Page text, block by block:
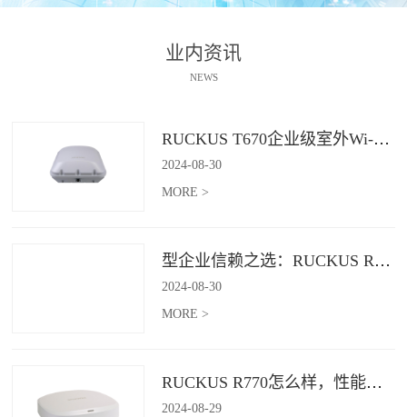
业内资讯
NEWS
RUCKUS T670企业级室外Wi-Fi 7解决方案：挑战室外环境，畅享高性能连接
2024-08-30
MORE >
型企业信赖之选：RUCKUS R760，安全稳定的Wi-Fi解决方案
2024-08-30
MORE >
RUCKUS R770怎么样，性能怎么样，好用吗？
2024-08-29